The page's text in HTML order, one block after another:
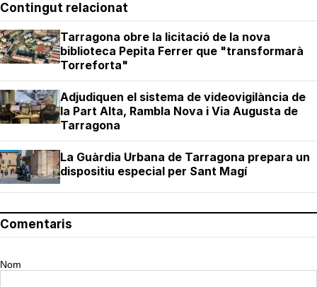
Contingut relacionat
Tarragona obre la licitació de la nova
biblioteca Pepita Ferrer que "transformarà
Torreforta"
Adjudiquen el sistema de videovigilància de
la Part Alta, Rambla Nova i Via Augusta de
Tarragona
La Guàrdia Urbana de Tarragona prepara un
dispositiu especial per Sant Magí
Comentaris
Nom